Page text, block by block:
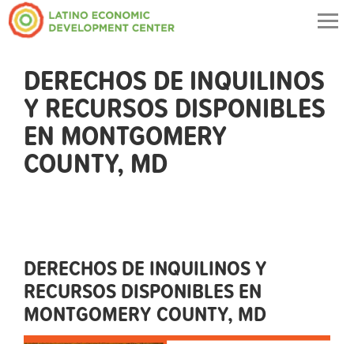
DERECHOS DE INQUILINOS
Y RECURSOS DISPONIBLES
EN MONTGOMERY
COUNTY, MD
DERECHOS DE INQUILINOS Y
RECURSOS DISPONIBLES EN
MONTGOMERY COUNTY, MD